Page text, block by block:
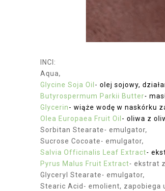
INCI:
Aqua,
Glycine Soja Oil- olej sojowy,
Butyrospermum Parkii Butter-
Glycerin- wiąże wodę w naskórku
Olea Europaea Fruit Oil- oliwa z
Sorbitan Stearate- emulgator,
Sucrose Cocoate- emulgator,
Salvia Officinalis Leaf Extract-
Pyrus Malus Fruit Extract- ekstrat
Glyceryl Stearate- emulgator,
Stearic Acid- emolient, zapobiega